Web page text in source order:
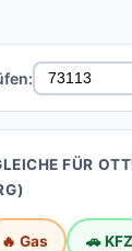
FÜR
🔥 Gas 🚗 KFZ